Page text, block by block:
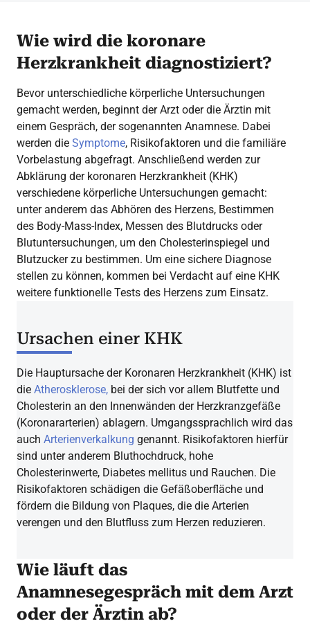
Wie wird die koronare
Herzkrankheit diagnostiziert?
Bevor unterschiedliche körperliche Untersuchungen
gemacht werden, beginnt der Arzt oder die Ärztin mit
einem Gespräch, der sogenannten Anamnese. Dabei
werden die Symptome, Risikofaktoren und die familiäre
Vorbelastung abgefragt. Anschließend werden zur
Abklärung der koronaren Herzkrankheit (KHK)
verschiedene körperliche Untersuchungen gemacht:
unter anderem das Abhören des Herzens, Bestimmen
des Body-Mass-Index, Messen des Blutdrucks oder
Blutuntersuchungen, um den Cholesterinspiegel und
Blutzucker zu bestimmen. Um eine sichere Diagnose
stellen zu können, kommen bei Verdacht auf eine KHK
weitere funktionelle Tests des Herzens zum Einsatz.
Ursachen einer KHK
Die Hauptursache der Koronaren Herzkrankheit (KHK) ist
die Atherosklerose, bei der sich vor allem Blutfette und
Cholesterin an den Innenwänden der Herzkranzgefäße
(Koronararterien) ablagern. Umgangssprachlich wird das
auch Arterienverkalkung genannt. Risikofaktoren hierfür
sind unter anderem Bluthochdruck, hohe
Cholesterinwerte, Diabetes mellitus und Rauchen. Die
Risikofaktoren schädigen die Gefäßoberfläche und
fördern die Bildung von Plaques, die die Arterien
verengen und den Blutfluss zum Herzen reduzieren.
Wie läuft das
Anamnesegespräch mit dem Arzt
oder der Ärztin ab?